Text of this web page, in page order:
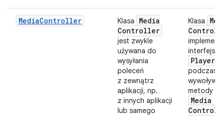
MediaController Klasa
Media
Controller
jest zwykle
używana do
wysyłania
poleceń
z zewnątrz
aplikacji, np.
z innych aplikacji
lub samego
Klasa
interfejs
Player
podczas
metody
Media